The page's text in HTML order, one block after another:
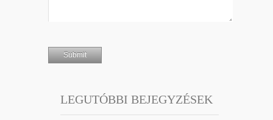
LEGUTÓBBI BEJEGYZÉSEK